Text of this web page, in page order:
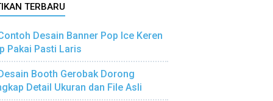
TERBARU
Desain Banner Pop Ice Keren
Pakai Pasti Laris
Booth Gerobak Dorong
Detail Ukuran dan File Asli